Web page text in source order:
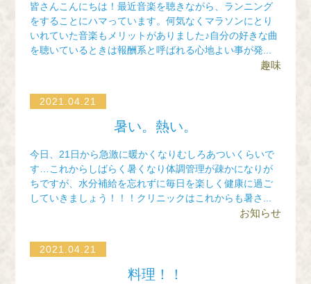
皆さんこんにちは！最近音楽を聴きながら、ランニング
をすることにハマっています。何気なくマラソンにとり
いれていた音楽もメリットがありました♪自分の好きな曲
を聴いているときは報酬系と呼ばれる心地よい事が発...
趣味
2021.04.21
暑い。熱い。
今日、21日から急激に暖かくなりむしろあついくらいで
す…これからしばらく暑くなり体調管理が疎かになりが
ちですが、水分補給を忘れずに毎日を楽しく健康に過ご
していきましょう！！！クリニックはこれからも暑さ...
お知らせ
2021.04.21
料理！！